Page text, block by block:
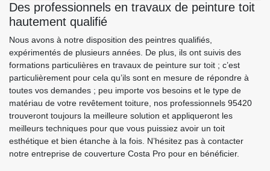
Des professionnels en travaux de peinture toit
hautement qualifié
Nous avons à notre disposition des peintres qualifiés,
expérimentés de plusieurs années. De plus, ils ont suivis des
formations particulières en travaux de peinture sur toit ; c’est
particulièrement pour cela qu’ils sont en mesure de répondre à
toutes vos demandes ; peu importe vos besoins et le type de
matériau de votre revêtement toiture, nos professionnels 95420
trouveront toujours la meilleure solution et appliqueront les
meilleurs techniques pour que vous puissiez avoir un toit
esthétique et bien étanche à la fois. N’hésitez pas à contacter
notre entreprise de couverture Costa Pro pour en bénéficier.